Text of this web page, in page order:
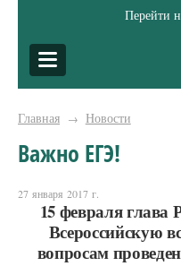
Перейти
Главная → Новости
Важно ЕГЭ!
27 января 2017 г.
15 февраля глава
Всероссийскую
вопросам